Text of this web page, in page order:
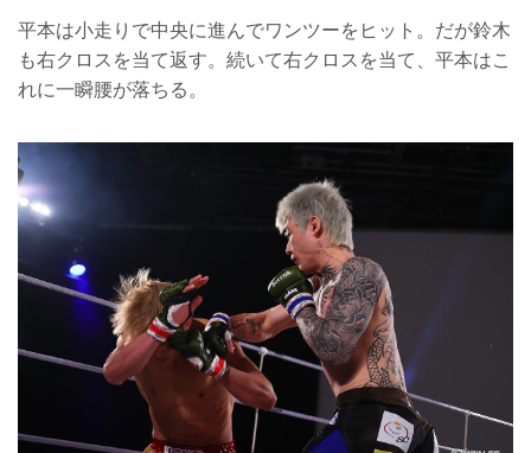
平本は小走りで中央に進んでワンツーをヒット。だが鈴木
も右クロスを当て返す。続いて右クロスを当て、平本はこ
れに一瞬腰が落ちる。